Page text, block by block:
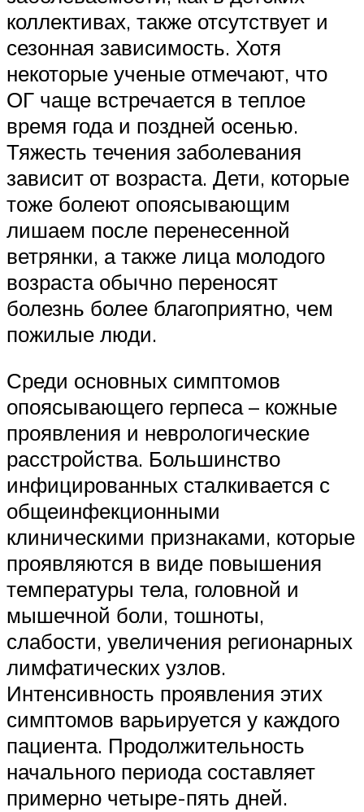
коллективах, также отсутствует и
сезонная зависимость. Хотя
некоторые ученые отмечают, что
ОГ чаще встречается в теплое
время года и поздней осенью.
Тяжесть течения заболевания
зависит от возраста. Дети, которые
тоже болеют опоясывающим
лишаем после перенесенной
ветрянки, а также лица молодого
возраста обычно переносят
болезнь более благоприятно, чем
пожилые люди.
Среди основных симптомов
опоясывающего герпеса – кожные
проявления и неврологические
расстройства. Большинство
инфицированных сталкивается с
общеинфекционными
клиническими признаками, которые
проявляются в виде повышения
температуры тела, головной и
мышечной боли, тошноты,
слабости, увеличения регионарных
лимфатических узлов.
Интенсивность проявления этих
симптомов варьируется у каждого
пациента. Продолжительность
начального периода составляет
примерно четыре-пять дней.